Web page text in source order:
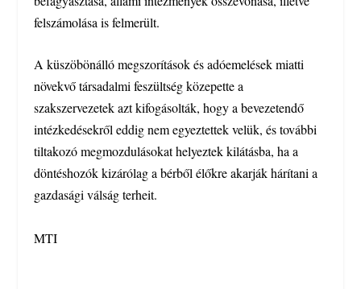
felszámolása is felmerült.
A küszöbönálló megszorítások és adóemelések miatti
növekvő társadalmi feszültség közepette a
szakszervezetek azt kifogásolták, hogy a bevezetendő
intézkedésekről eddig nem egyeztettek velük, és további
tiltakozó megmozdulásokat helyeztek kilátásba, ha a
döntéshozók kizárólag a bérből élőkre akarják hárítani a
gazdasági válság terheit.
MTI